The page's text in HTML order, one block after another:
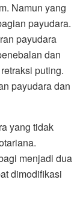
Namun yang
payudara.
payudara
dan
puting.
payudara dan
yang tidak
menjadi dua
dimodifikasi